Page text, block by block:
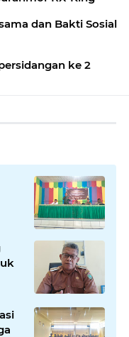
dan Bakti Sosial
ke 2